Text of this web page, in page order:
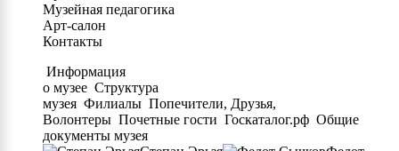
Музейная педагогика
Арт-салон
Контакты
Информация
о музее Структура
музея Филиалы Попечители, Друзья,
Волонтеры Почетные гости Госкаталог.рф Общие
документы музея